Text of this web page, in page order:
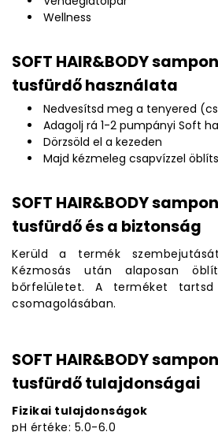
Wellness
SOFT HAIR&BODY
tusfürdő használata
Nedvesítsd meg a tenyered
Adagolj rá 1-2 pumpányi Soft
Dörzsöld el a kezeden
Majd kézmeleg csapvízzel
SOFT HAIR&BODY
tusfürdő és a biztonság
Kerüld a termék
Kézmosás után alaposan
bőrfelületet. A terméket
csomagolásában.
SOFT HAIR&BODY
tusfürdő tulajdonságai
Fizikai tulajdonságok
pH értéke: 5.0-6.0